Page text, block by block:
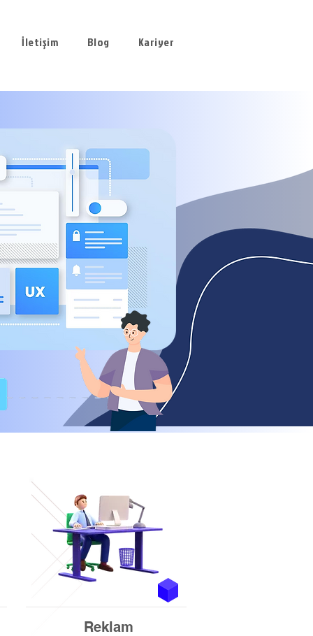
İletişim Blog Kariyer
Reklam